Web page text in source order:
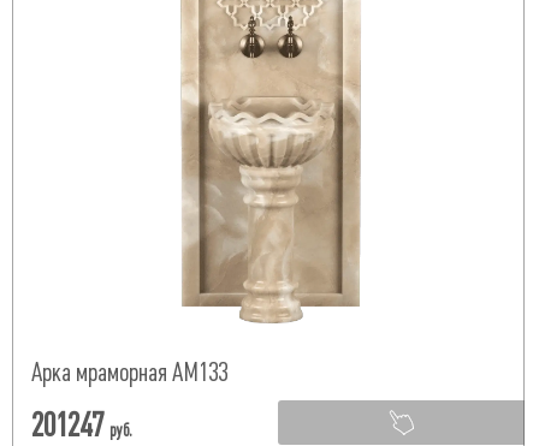
Арка мраморная АМ133
201247 руб.